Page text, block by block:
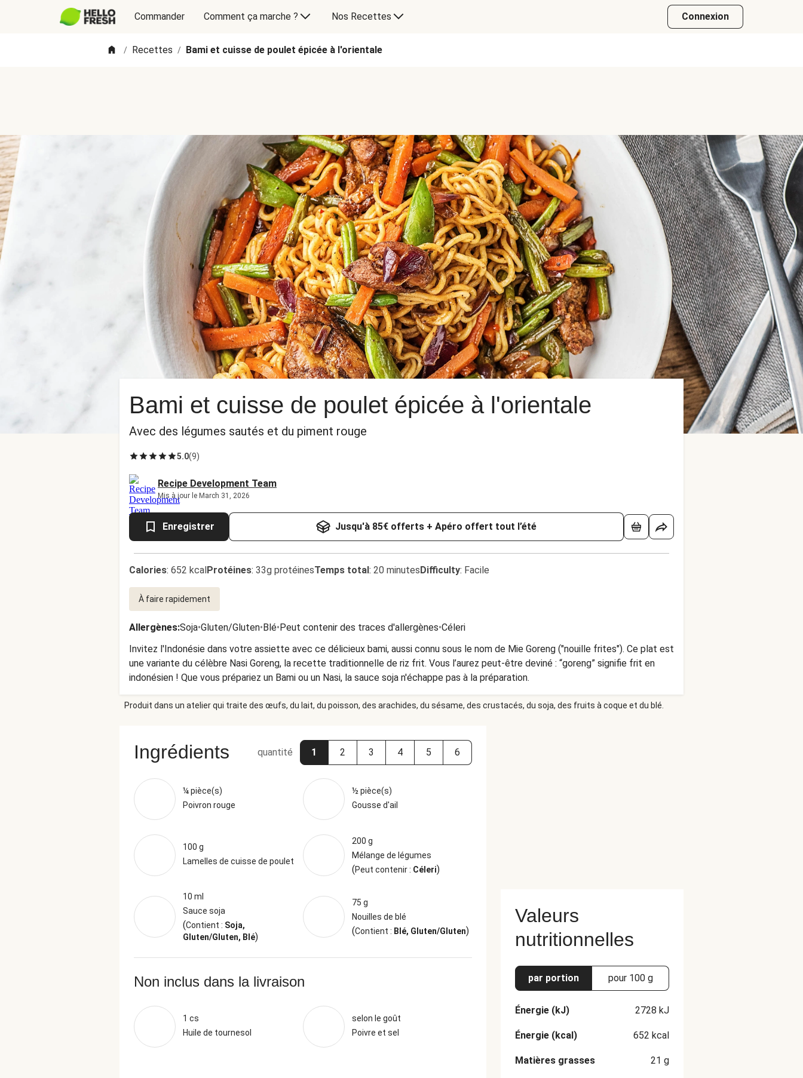
Commander Comment ça marche ? Nos Recettes Connexion
/ Recettes / Bami et cuisse de poulet épicée à l'orientale
Bami et cuisse de poulet épicée à l'orientale
Avec des légumes sautés et du piment rouge
5.0(9)
Recipe Development Team
Mis à jour le March 31, 2026
Enregistrer Jusqu'à 85€ offerts + Apéro offert tout l’été
Calories: 652 kcalProtéines: 33g protéinesTemps total: 20 minutesDifficulty: Facile
À faire rapidement
Allergènes:Soja•Gluten/Gluten•Blé•Peut contenir des traces d'allergènes•Céleri
Invitez l'Indonésie dans votre assiette avec ce délicieux bami, aussi connu sous le nom de Mie Goreng ("nouille frites"). Ce plat est
une variante du célèbre Nasi Goreng, la recette traditionnelle de riz frit. Vous l’aurez peut-être deviné : “goreng” signifie frit en
indonésien ! Que vous prépariez un Bami ou un Nasi, la sauce soja n'échappe pas à la préparation.
Produit dans un atelier qui traite des œufs, du lait, du poisson, des arachides, du sésame, des crustacés, du soja, des fruits à coque et du blé.
Ingrédients quantité 1 2 3 4 5 6
¼ pièce(s)
Poivron rouge
½ pièce(s)
Gousse d'ail
100 g
Lamelles de cuisse de poulet
200 g
Mélange de légumes
(Peut contenir : Céleri)
10 ml
Sauce soja
(Contient : Soja,
Gluten/Gluten, Blé)
75 g
Nouilles de blé
(Contient : Blé, Gluten/Gluten)
Non inclus dans la livraison
1 cs
Huile de tournesol
selon le goût
Poivre et sel
Valeurs
nutritionnelles
par portion pour 100 g
Énergie (kJ) 2728 kJ
Énergie (kcal) 652 kcal
Matières grasses 21 g